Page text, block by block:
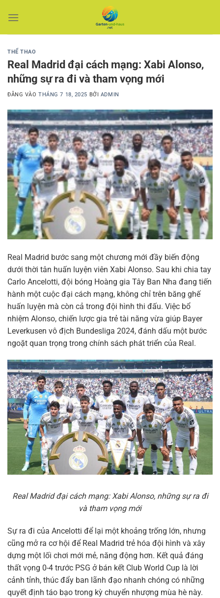
qua
THỂ THAO
Real Madrid đại cách mạng: Xabi Alonso,
những sự ra đi và tham vọng mới
ĐĂNG VÀOTHÁNG 7 18, 2025 BỞI ADMIN
Real Madrid bước sang một chương mới đầy biến động
dưới thời tân huấn luyện viên Xabi Alonso. Sau khi chia tay
Carlo Ancelotti, đội bóng Hoàng gia Tây Ban Nha đang tiến
hành một cuộc đại cách mạng, không chỉ trên băng ghế
huấn luyện mà còn cả trong đội hình thi đấu. Việc bổ
nhiệm Alonso, chiến lược gia trẻ tài năng vừa giúp Bayer
Leverkusen vô địch Bundesliga 2024, đánh dấu một bước
ngoặt quan trọng trong chính sách phát triển của Real.
Real Madrid đại cách mạng: Xabi Alonso, những sự ra đi
và tham vọng mới
Sự ra đi của Ancelotti để lại một khoảng trống lớn, nhưng
cũng mở ra cơ hội để Real Madrid trẻ hóa đội hình và xây
dựng một lối chơi mới mẻ, năng động hơn. Kết quả đáng
thất vọng 0-4 trước PSG ở bán kết Club World Cup là lời
cảnh tỉnh, thúc đẩy ban lãnh đạo nhanh chóng có những
quyết định táo bạo trong kỳ chuyển nhượng mùa hè này.